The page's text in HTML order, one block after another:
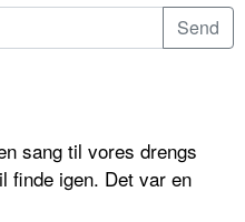
sang til vores drengs
finde igen. Det var en